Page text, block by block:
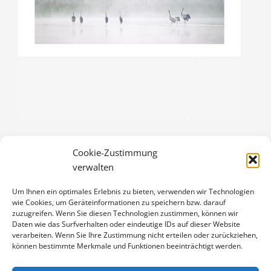
Cookie-Zustimmung
verwalten
Um Ihnen ein optimales Erlebnis zu bieten, verwenden wir Technologien
wie Cookies, um Geräteinformationen zu speichern bzw. darauf
zuzugreifen. Wenn Sie diesen Technologien zustimmen, können wir
Daten wie das Surfverhalten oder eindeutige IDs auf dieser Website
verarbeiten. Wenn Sie Ihre Zustimmung nicht erteilen oder zurückziehen,
können bestimmte Merkmale und Funktionen beeinträchtigt werden.
MORGENSTUNDE
Enthält 19% Mwst.
Versand
Klappkarte DIN A6 (105 x 148 mm), mit Originalfoto (ca. 90 x 130
mm) und Umschlag
MORGENSTUNDE